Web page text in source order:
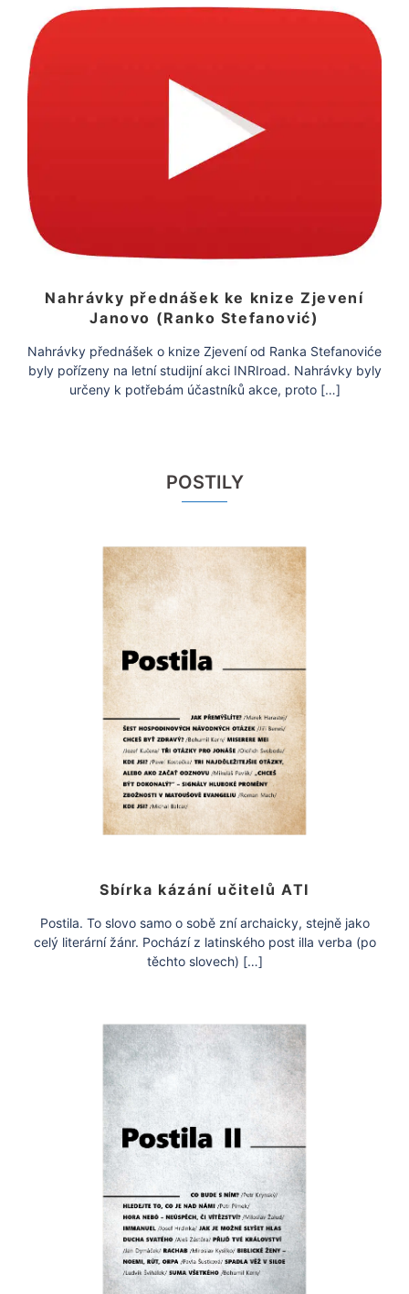
Nahrávky přednášek ke knize Zjevení
Janovo (Ranko Stefanović)
Nahrávky přednášek o knize Zjevení od Ranka Stefanoviće
byly pořízeny na letní studijní akci INRIroad. Nahrávky byly
určeny k potřebám účastníků akce, proto […]
POSTILY
Sbírka kázání učitelů ATI
Postila. To slovo samo o sobě zní archaicky, stejně jako
celý literární žánr. Pochází z latinského post illa verba (po
těchto slovech) […]